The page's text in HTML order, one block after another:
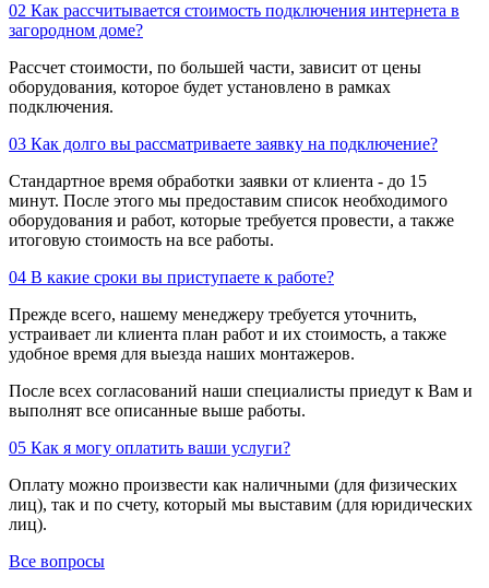
02 Как рассчитывается стоимость подключения интернета в
загородном доме?
Рассчет стоимости, по большей части, зависит от цены
оборудования, которое будет установлено в рамках
подключения.
03 Как долго вы рассматриваете заявку на подключение?
Стандартное время обработки заявки от клиента - до 15
минут. После этого мы предоставим список необходимого
оборудования и работ, которые требуется провести, а также
итоговую стоимость на все работы.
04 В какие сроки вы приступаете к работе?
Прежде всего, нашему менеджеру требуется уточнить,
устраивает ли клиента план работ и их стоимость, а также
удобное время для выезда наших монтажеров.
После всех согласований наши специалисты приедут к Вам и
выполнят все описанные выше работы.
05 Как я могу оплатить ваши услуги?
Оплату можно произвести как наличными (для физических
лиц), так и по счету, который мы выставим (для юридических
лиц).
Все вопросы